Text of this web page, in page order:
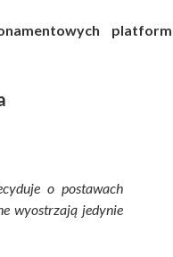
platform
o postawach
wyostrzają jedynie